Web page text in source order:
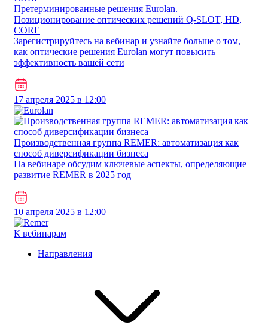
Претерминированные решения Eurolan.
Позиционирование оптических решений Q-SLOT, HD,
CORE
Зарегистрируйтесь на вебинар и узнайте больше о том,
как оптические решения Eurolan могут повысить
эффективность вашей сети
17 апреля 2025 в 12:00
Производственная группа REMER: автоматизация как
способ диверсификации бизнеса
На вебинаре обсудим ключевые аспекты, определяющие
развитие REMER в 2025 год
10 апреля 2025 в 12:00
К вебинарам
Направления